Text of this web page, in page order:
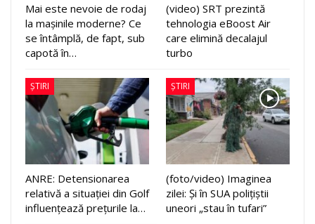
Mai este nevoie de rodaj
la mașinile moderne? Ce
se întâmplă, de fapt, sub
capotă în…
(video) SRT prezintă
tehnologia eBoost Air
care elimină decalajul
turbo
ȘTIRI
ANRE: Detensionarea
relativă a situației din Golf
influențează prețurile la…
ȘTIRI
(foto/video) Imaginea
zilei: Și în SUA polițiștii
uneori „stau în tufari”